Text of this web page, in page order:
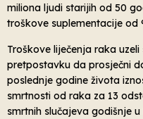
miliona ljudi starijih od 50
troškove suplementacije od
Troškove liječenja raka uzeli
pretpostavku da prosječni
poslednje godine života
smrtnosti od raka za 13
smrtnih slučajeva godišnje